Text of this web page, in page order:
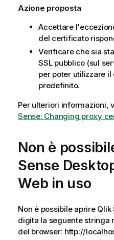
Azione proposta
Accettare
del certificato
Verificare che sia
SSL pubblico (sul
per poter utilizzare
predefinito.
Per ulteriori informazioni,
Sense: Changing proxy
Non è
Sense
Web in uso
Non è possibile aprire Qlik
digita la seguente stringa
del browser: http://